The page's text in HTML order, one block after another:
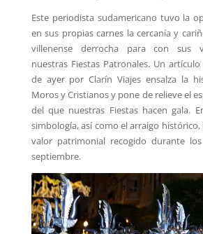
Este periodista sudamericano tuvo la
en sus propias carnes la cercanía y
villenense derrocha para con sus
nuestras Fiestas Patronales. Un
de ayer por Clarín Viajes ensalza la
Moros y Cristianos y pone de relieve el
del que nuestras Fiestas hacen gala.
simbología, así como el arraigo
valor patrimonial recogido durante
septiembre.